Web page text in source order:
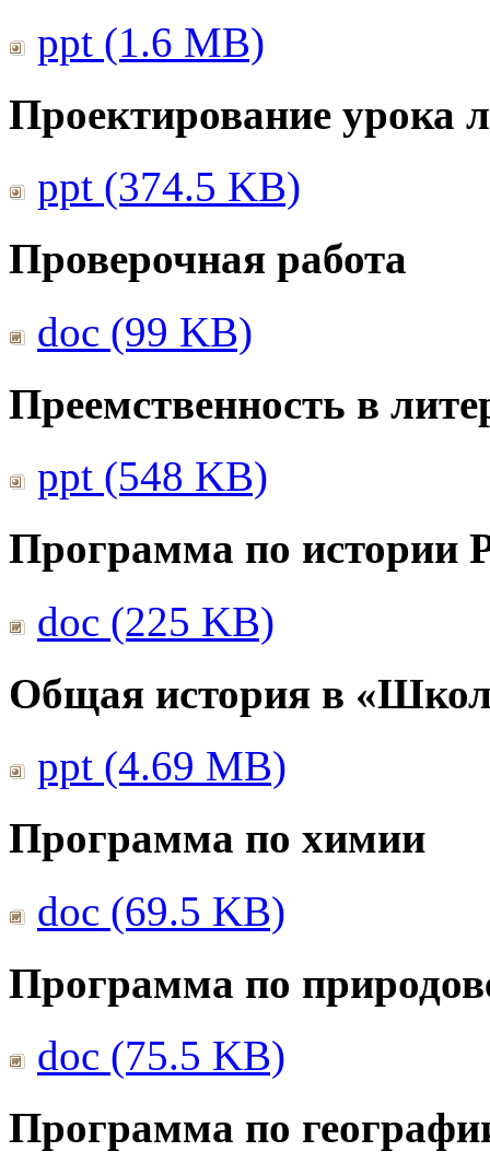
ppt (1.6 MB)
Проектирование урока
ppt (374.5 KB)
Проверочная работа
doc (99 KB)
Преемственность в
ppt (548 KB)
Программа по истории
doc (225 KB)
Общая история в
ppt (4.69 MB)
Программа по химии
doc (69.5 KB)
Программа по
doc (75.5 KB)
Программа по